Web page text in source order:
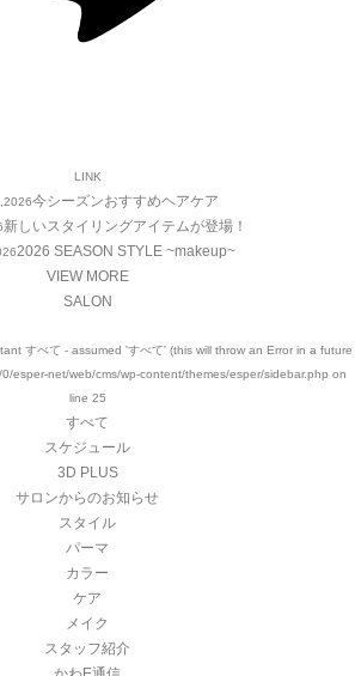
LINK
今シーズンおすすめヘアケア
新しいスタイリングアイテムが登場！
2026 SEASON STYLE ~makeup~
VIEW MORE
SALON
すべて - assumed 'すべて' (this will throw an Error in a future
esper-net/web/cms/wp-content/themes/esper/sidebar.php on
line 25
すべて
スケジュール
3D PLUS
サロンからのお知らせ
スタイル
パーマ
カラー
ケア
メイク
スタッフ紹介